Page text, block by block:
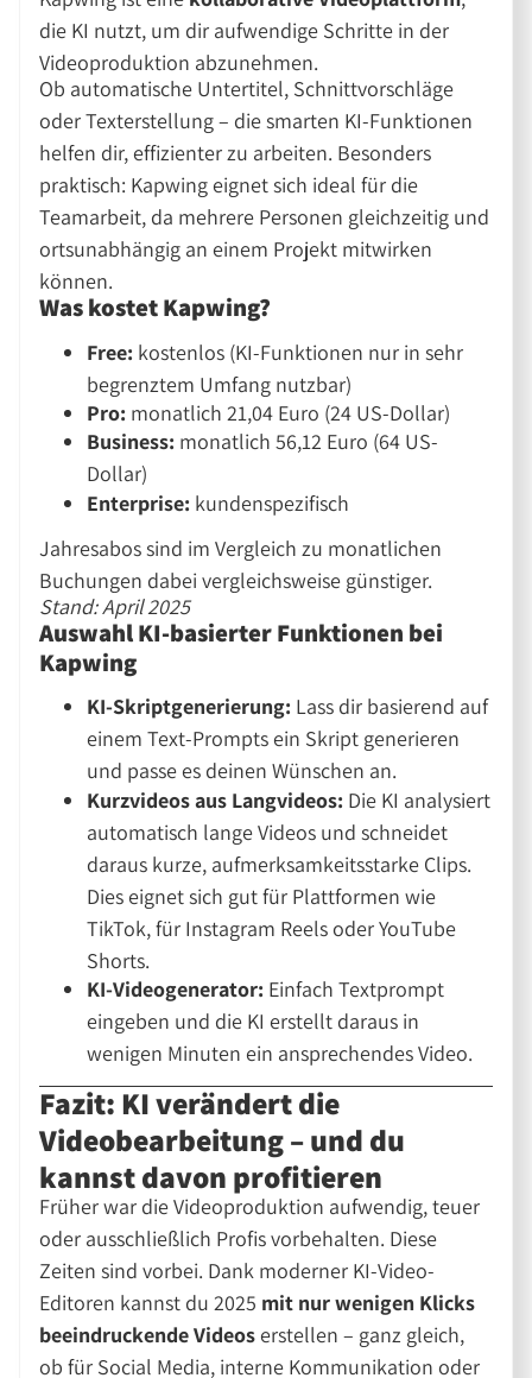
die KI nutzt, um dir aufwendige Schritte in der
Videoproduktion abzunehmen.
Ob automatische Untertitel, Schnittvorschläge
oder Texterstellung – die smarten KI-Funktionen
helfen dir, effizienter zu arbeiten. Besonders
praktisch: Kapwing eignet sich ideal für die
Teamarbeit, da mehrere Personen gleichzeitig und
ortsunabhängig an einem Projekt mitwirken
können.
Was kostet Kapwing?
Free: kostenlos (KI-Funktionen nur in sehr
begrenztem Umfang nutzbar)
Pro: monatlich 21,04 Euro (24 US-Dollar)
Business: monatlich 56,12 Euro (64 US-
Dollar)
Enterprise: kundenspezifisch
Jahresabos sind im Vergleich zu monatlichen
Buchungen dabei vergleichsweise günstiger.
Stand: April 2025
Auswahl KI-basierter Funktionen bei
Kapwing
KI-Skriptgenerierung: Lass dir basierend auf
einem Text-Prompts ein Skript generieren
und passe es deinen Wünschen an.
Kurzvideos aus Langvideos: Die KI analysiert
automatisch lange Videos und schneidet
daraus kurze, aufmerksamkeitsstarke Clips.
Dies eignet sich gut für Plattformen wie
TikTok, für Instagram Reels oder YouTube
Shorts.
KI-Videogenerator: Einfach Textprompt
eingeben und die KI erstellt daraus in
wenigen Minuten ein ansprechendes Video.
Fazit: KI verändert die
Videobearbeitung – und du
kannst davon profitieren
Früher war die Videoproduktion aufwendig, teuer
oder ausschließlich Profis vorbehalten. Diese
Zeiten sind vorbei. Dank moderner KI-Video-
Editoren kannst du 2025 mit nur wenigen Klicks
beeindruckende Videoserstellen – ganz gleich,
ob für Social Media, interne Kommunikation oder